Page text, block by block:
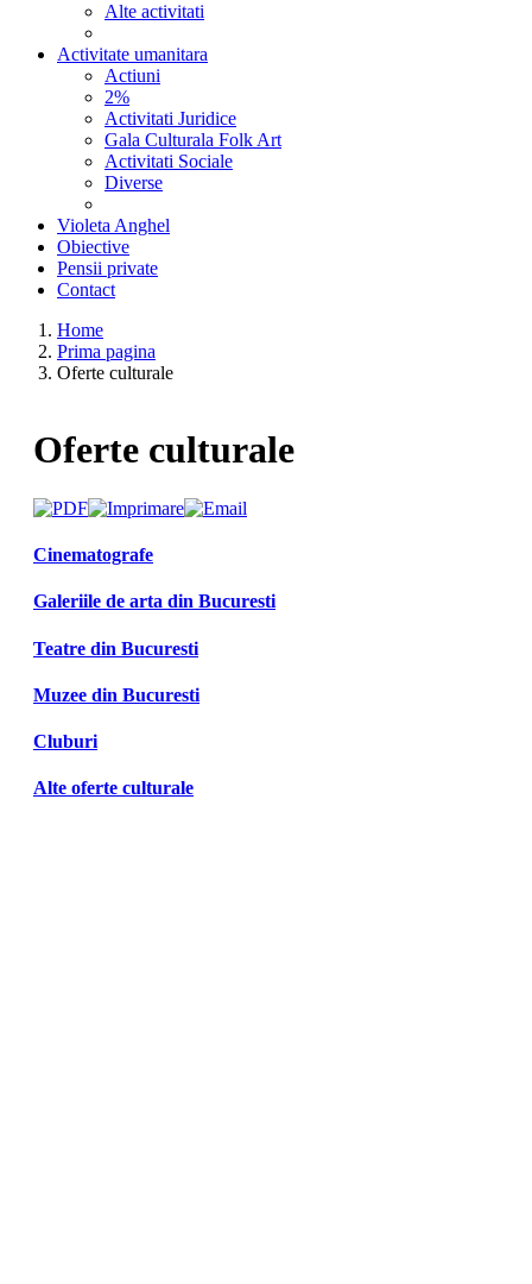
Alte activitati
Activitate umanitara
Actiuni
2%
Activitati Juridice
Gala Culturala Folk Art
Activitati Sociale
Diverse
Violeta Anghel
Obiective
Pensii private
Contact
Home
Prima pagina
Oferte culturale
Oferte culturale
Cinematografe
Galeriile de arta din Bucuresti
Teatre din Bucuresti
Muzee din Bucuresti
Cluburi
Alte oferte culturale